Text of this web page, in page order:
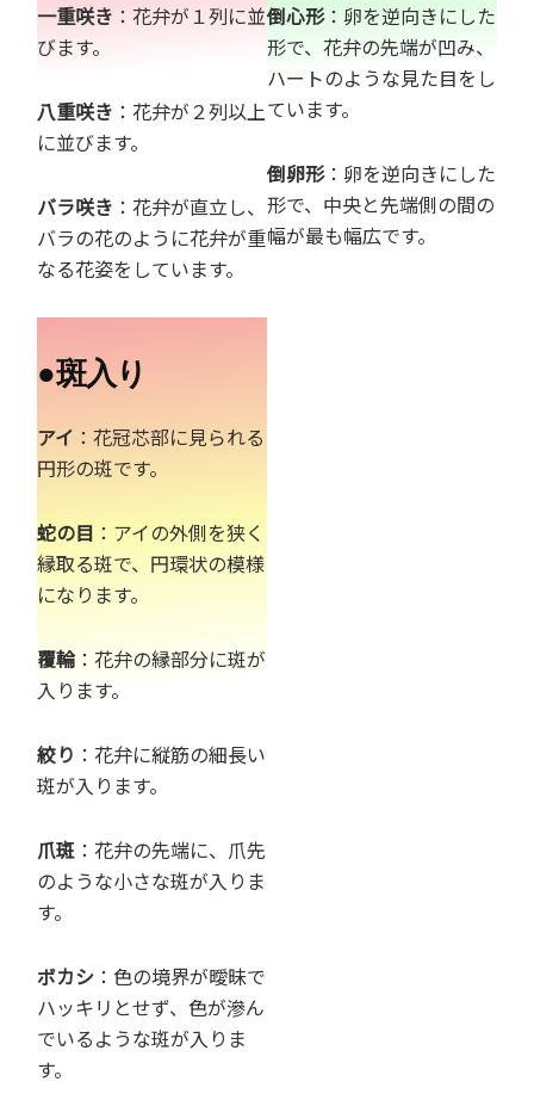
一重咲き ：花弁が１列に並
びます。
八重咲き ：花弁が２列以上
に並びます。
バラ咲き ：花弁が直立し、
バラの花のように花弁が重
なる花姿をしています。
倒心形：卵を逆向きにした
形で、花弁の先端が凹み、
ハートのような見た目をし
ています。
倒卵形：卵を逆向きにした
形で、中央と先端側の間の
幅が最も幅広です。
●斑入り
アイ ：花冠芯部に見られる
円形の斑です。
蛇の目 ：アイの外側を狭く
縁取る斑で、円環状の模様
になります。
覆輪：花弁の縁部分に斑が
入ります。
絞り ：花弁に縦筋の細長い
斑が入ります。
爪斑 ：花弁の先端に、爪先
のような小さな斑が入りま
す。
ボカシ ：色の境界が曖昧で
ハッキリとせず、色が滲ん
でいるような斑が入りま
す。